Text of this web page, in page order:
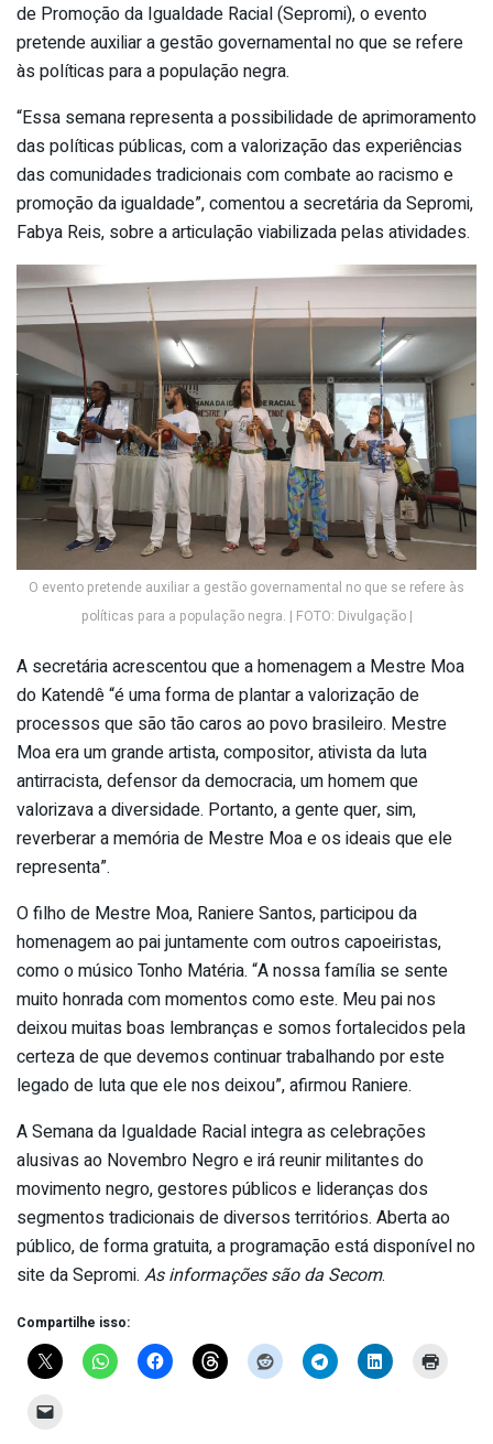
de Promoção da Igualdade Racial (Sepromi), o evento
pretende auxiliar a gestão governamental no que se refere
às políticas para a população negra.
“Essa semana representa a possibilidade de aprimoramento
das políticas públicas, com a valorização das experiências
das comunidades tradicionais com combate ao racismo e
promoção da igualdade”, comentou a secretária da Sepromi,
Fabya Reis, sobre a articulação viabilizada pelas atividades.
O evento pretende auxiliar a gestão governamental no que se refere às
políticas para a população negra. | FOTO: Divulgação |
A secretária acrescentou que a homenagem a Mestre Moa
do Katendê “é uma forma de plantar a valorização de
processos que são tão caros ao povo brasileiro. Mestre
Moa era um grande artista, compositor, ativista da luta
antirracista, defensor da democracia, um homem que
valorizava a diversidade. Portanto, a gente quer, sim,
reverberar a memória de Mestre Moa e os ideais que ele
representa”.
O filho de Mestre Moa, Raniere Santos, participou da
homenagem ao pai juntamente com outros capoeiristas,
como o músico Tonho Matéria. “A nossa família se sente
muito honrada com momentos como este. Meu pai nos
deixou muitas boas lembranças e somos fortalecidos pela
certeza de que devemos continuar trabalhando por este
legado de luta que ele nos deixou”, afirmou Raniere.
A Semana da Igualdade Racial integra as celebrações
alusivas ao Novembro Negro e irá reunir militantes do
movimento negro, gestores públicos e lideranças dos
segmentos tradicionais de diversos territórios. Aberta ao
público, de forma gratuita, a programação está disponível no
site da Sepromi. As informações são da Secom.
Compartilhe isso: